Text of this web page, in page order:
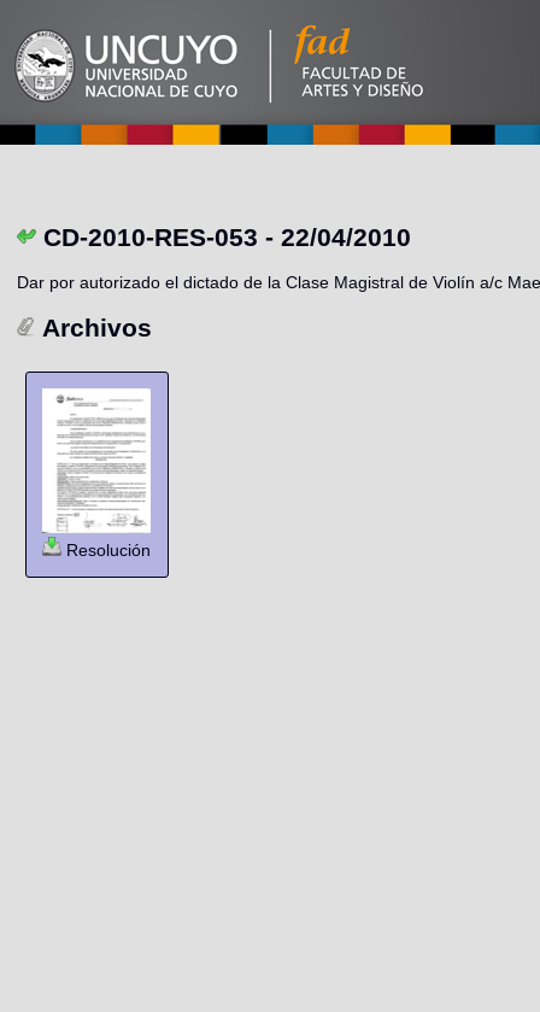
CD-2010-RES-053 - 22/04/2010
Dar por autorizado el dictado de la Clase Magistral de Violín a/c
Archivos
Resolución